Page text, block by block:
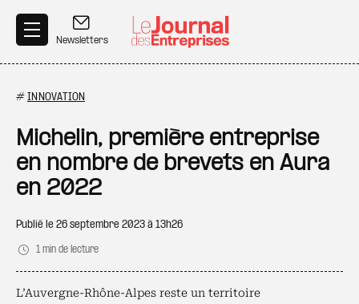
Newsletters
# INNOVATION
Michelin, première entreprise
en nombre de brevets en Aura
en 2022
Publié le 26 septembre 2023 à 13h26
1 min de lecture
L’Auvergne-Rhône-Alpes reste un territoire